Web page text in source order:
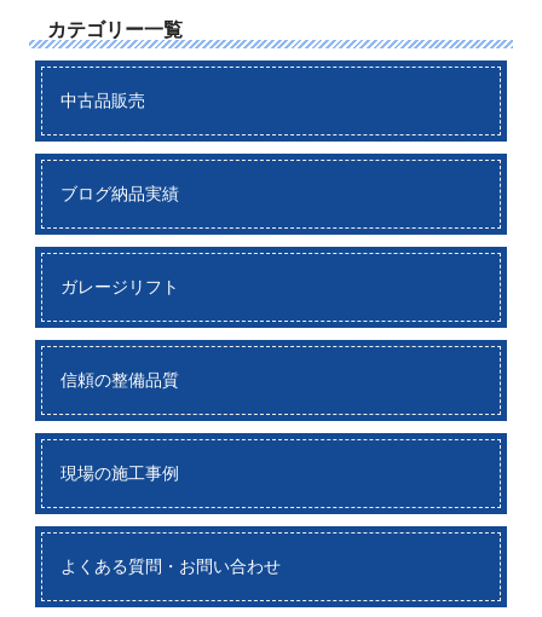
カテゴリー一覧
中古品販売
ブログ納品実績
ガレージリフト
信頼の整備品質
現場の施工事例
よくある質問・お問い合わせ